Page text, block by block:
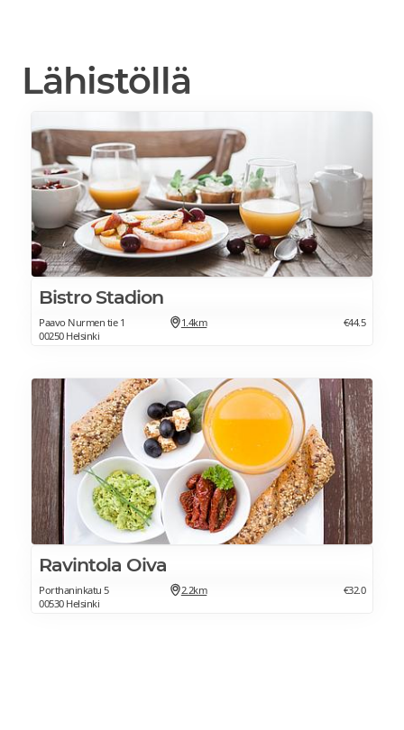
Lähistöllä
Bistro Stadion
Paavo Nurmen tie 1
00250 Helsinki
1.4km €44.5
Ravintola Oiva
Porthaninkatu 5
00530 Helsinki
2.2km €32.0